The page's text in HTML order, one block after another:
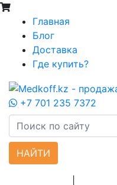
Главная
Блог
Доставка
Где купить?
+7 701 235 7372
НАЙТИ